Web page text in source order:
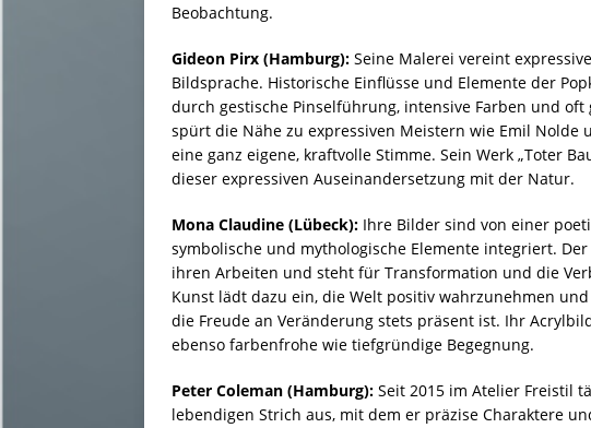
Beobachtung.
Gideon Pirx (Hamburg): Seine Malerei vereint
Bildsprache. Historische Einflüsse und Elemente der
durch gestische Pinselführung, intensive Farben und
spürt die Nähe zu expressiven Meistern wie Emil Nolde
eine ganz eigene, kraftvolle Stimme. Sein Werk „Toter
dieser expressiven Auseinandersetzung mit der Natur.
Mona Claudine (Lübeck): Ihre Bilder sind von einer
symbolische und mythologische Elemente integriert.
ihren Arbeiten und steht für Transformation und die
Kunst lädt dazu ein, die Welt positiv wahrzunehmen
die Freude an Veränderung stets präsent ist. Ihr
ebenso farbenfrohe wie tiefgründige Begegnung.
Peter Coleman (Hamburg): Seit 2015 im Atelier Freistil
lebendigen Strich aus, mit dem er präzise Charaktere